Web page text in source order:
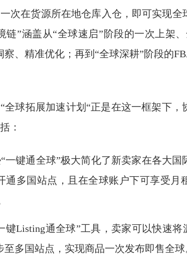
次在货源所在地仓库入仓，即可实现全
链”涵盖从“全球速启”阶段的一次上架
察、精准优化；再到“全球深耕”阶段的
全球拓展加速计划“正是在这一框架下，
：
“一键通全球”极大简化了新卖家在各大
通多国站点，且在全球账户下可享受月
键Listing通全球”工具，卖家可以快速
至多国站点，实现商品一次发布即售全球